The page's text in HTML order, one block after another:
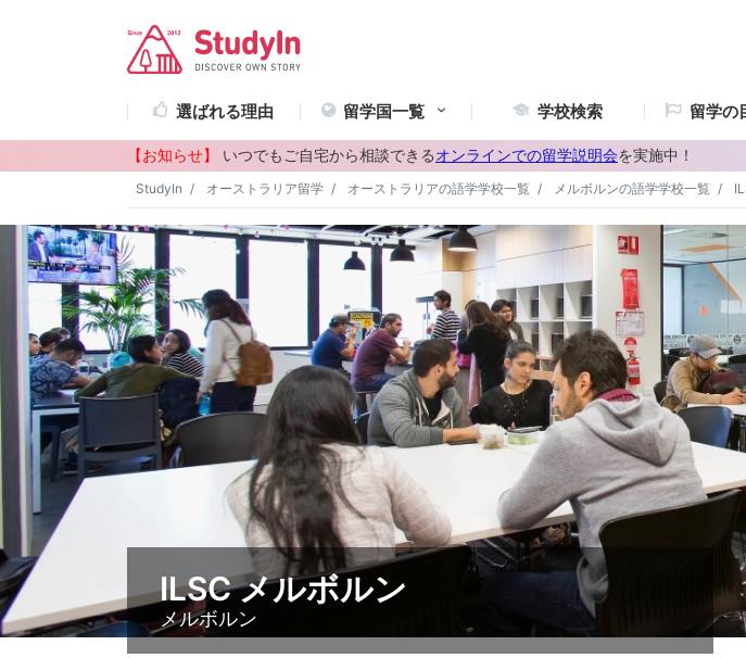
選ばれる理由 留学国一覧 学校検索 留学の
【お知らせ】 いつでもご自宅から相談できるオンラインでの留学説明会を実施中！
StudyIn オーストラリア留学 オーストラリアの語学学校一覧 メルボルンの語学学校一覧
ILSC メルボルン
メルボルン